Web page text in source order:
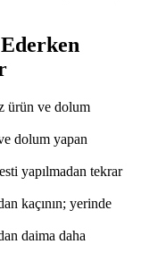
ürün ve dolum
dolum yapan
yapılmadan tekrar
kaçının; yerinde
daima daha